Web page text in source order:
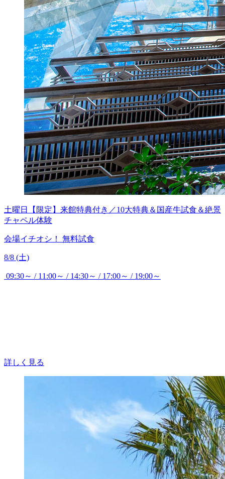
土曜日【限定】来館特典付き／10大特典＆国産牛試食＆絶景
チャペル体験
会場イチオシ！ 無料試食
8/8 (土)
09:30～ / 11:00～ / 14:30～ / 17:00～ / 19:00～
詳しく見る